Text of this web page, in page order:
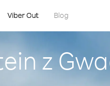
Viber Out Blog
z